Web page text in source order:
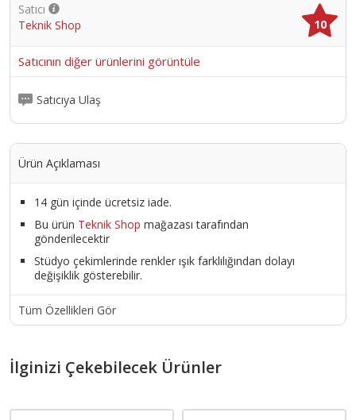
Satıcı
Teknik Shop
10
Satıcının diğer ürünlerini görüntüle
Satıcıya Ulaş
Ürün Açıklaması
14 gün içinde ücretsiz iade.
Bu ürün Teknik Shop mağazası tarafından
gönderilecektir
Stüdyo çekimlerinde renkler ışık farklılığından dolayı
değişiklik gösterebilir.
Tüm Özellikleri Gör
İlginizi Çekebilecek Ürünler